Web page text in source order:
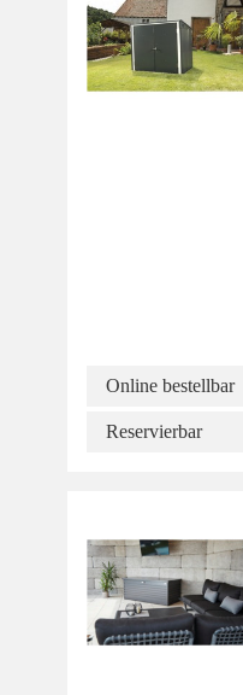
Online bestellbar
Reservierbar